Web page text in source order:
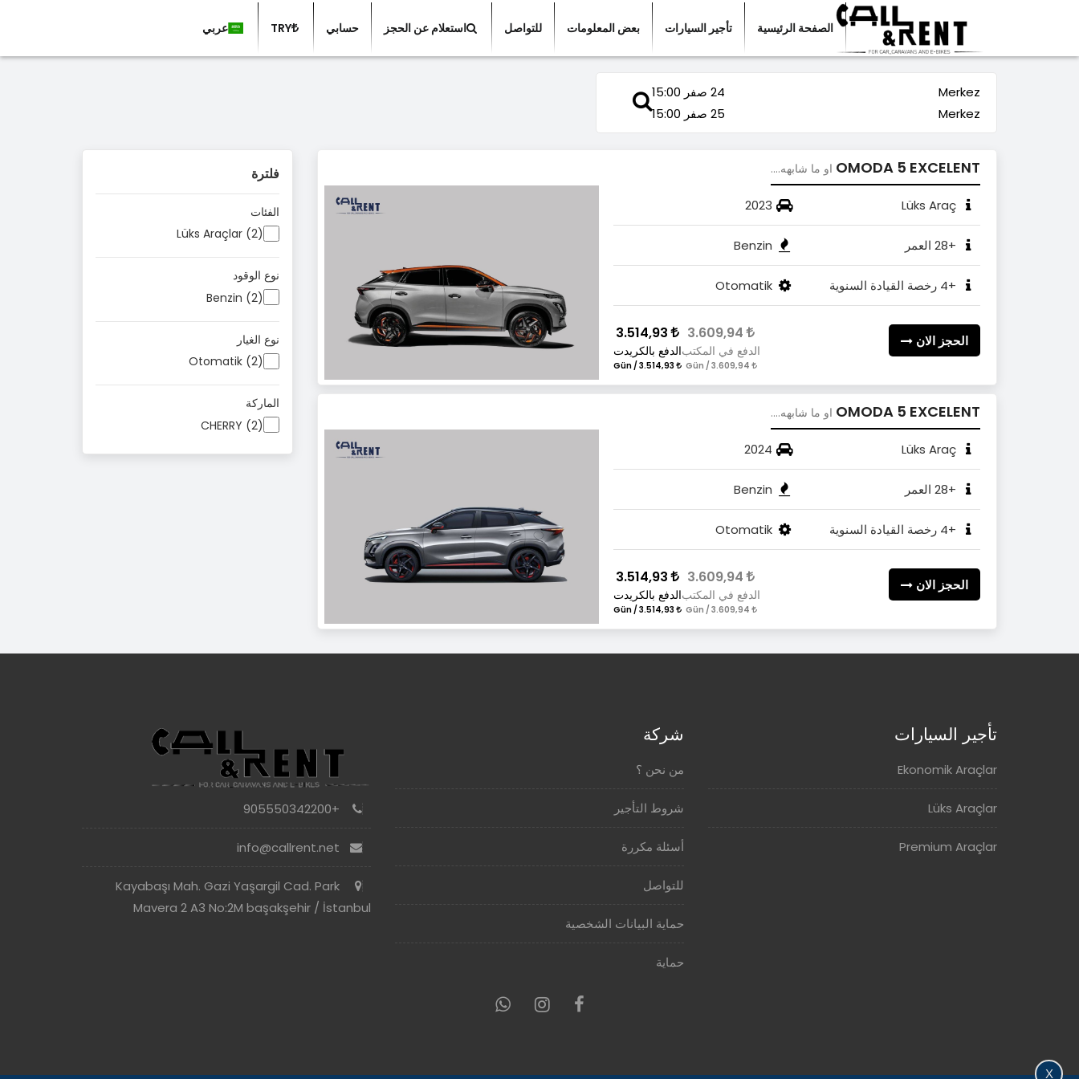
الصفحة الرئيسية تأجير السيارات بعض المعلومات للتواصل استعلام عن الحجز حسابي TRY عربي
Merkez
24 صفر 15:00
Merkez
25 صفر 15:00
فلترة
الفئات
Lüks Araçlar (2)
نوع الوقود
Benzin (2)
نوع الغيار
Otomatik (2)
الماركة
CHERRY (2)
OMODA 5 EXCELENT او ما شابهه....
2023 Lüks Araç
Benzin +28 العمر
Otomatik +4 رخصة القيادة السنوية
3.609,94
الدفع في المكتب
3.514,93
الدفع بالكريدت
3.514,93 / Gün
الحجز الان
OMODA 5 EXCELENT او ما شابهه....
2024 Lüks Araç
Benzin +28 العمر
Otomatik +4 رخصة القيادة السنوية
3.609,94
الدفع في المكتب
3.514,93
الدفع بالكريدت
3.514,93 / Gün
الحجز الان
+905550342200
Kayabaşı Mah. Gazi Yaşargil Cad. Park
Mavera 2 A3 No:2M başakşehir / İstanbul
شركة
من نحن ؟
شروط التأجير
أسئلة مكررة
للتواصل
حماية البيانات الشخصية
حماية
تأجير السيارات
Ekonomik Araçlar
Lüks Araçlar
Premium Araçlar
X